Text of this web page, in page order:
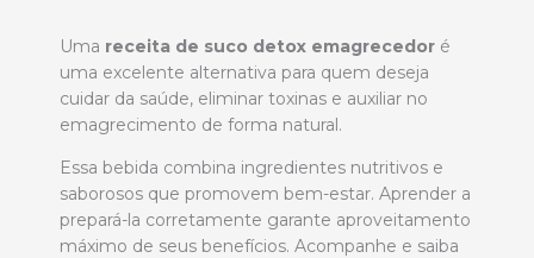
Uma receita de suco detox emagrecedor é
uma excelente alternativa para quem deseja
cuidar da saúde, eliminar toxinas e auxiliar no
emagrecimento de forma natural.
Essa bebida combina ingredientes nutritivos e
saborosos que promovem bem-estar. Aprender a
prepará-la corretamente garante aproveitamento
máximo de seus benefícios. Acompanhe e saiba